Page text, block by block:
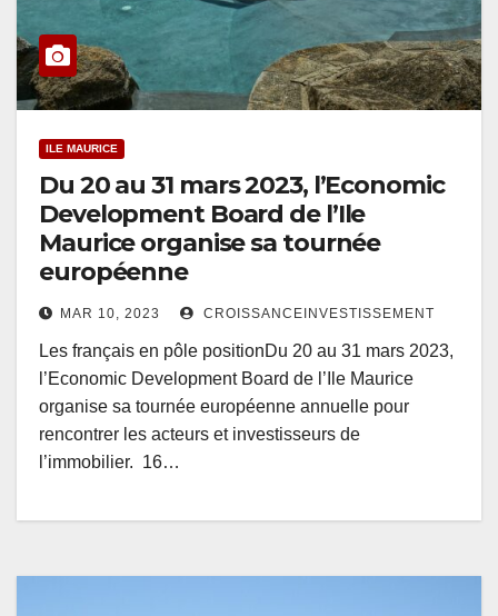
ILE MAURICE
Du 20 au 31 mars 2023, l’Economic
Development Board de l’Ile
Maurice organise sa tournée
européenne
MAR 10, 2023 CROISSANCEINVESTISSEMENT
Les français en pôle positionDu 20 au 31 mars 2023,
l’Economic Development Board de l’Ile Maurice
organise sa tournée européenne annuelle pour
rencontrer les acteurs et investisseurs de
l’immobilier. 16…